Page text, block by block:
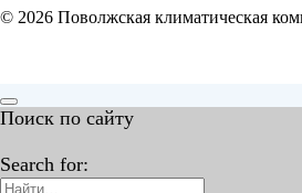
© 2026 Поволжская климатическая
Поиск по сайту
Search for: